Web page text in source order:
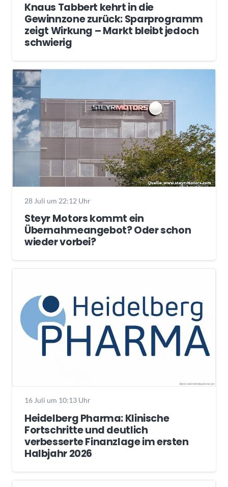
Knaus Tabbert kehrt in die
Gewinnzone zurück: Sparprogramm
zeigt Wirkung – Markt bleibt jedoch
schwierig
28 Juli um 22:12 Uhr
Steyr Motors kommt ein
Übernahmeangebot? Oder schon
wieder vorbei?
16 Juli um 10:13 Uhr
Heidelberg Pharma: Klinische
Fortschritte und deutlich
verbesserte Finanzlage im ersten
Halbjahr 2026